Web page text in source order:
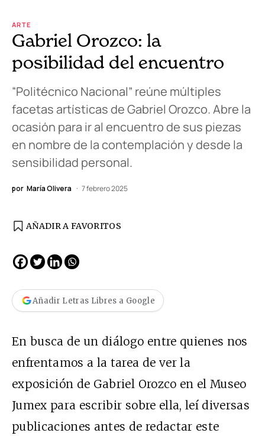
ARTE
Gabriel Orozco: la
posibilidad del encuentro
“Politécnico Nacional” reúne múltiples
facetas artísticas de Gabriel Orozco. Abre la
ocasión para ir al encuentro de sus piezas
en nombre de la contemplación y desde la
sensibilidad personal.
por María Olivera 7 febrero 2025
AÑADIR A FAVORITOS
Añadir Letras Libres a Google
En busca de un diálogo entre quienes nos
enfrentamos a la tarea de ver la
exposición de Gabriel Orozco en el Museo
Jumex para escribir sobre ella, leí diversas
publicaciones antes de redactar este